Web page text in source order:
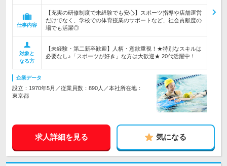
仕事内容
【充実の研修制度で未経験でも安心】スポーツ指導や店舗運営
だけでなく、学校での体育授業のサポートなど、社会貢献度の
場でも活躍◎
対象と
なる方
【未経験・第二新卒歓迎】人柄・意欲重視！★特別なスキルは
必要なし♪「スポーツが好き」な方は大歓迎★ 20代活躍中！
企業データ
設立：1970年5月／従業員数：890人／本社所在地：
東京都
求人詳細を見る 気になる